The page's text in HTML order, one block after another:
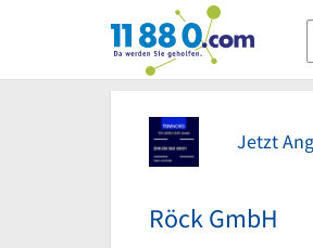
11880.com
Jetzt
Röck GmbH